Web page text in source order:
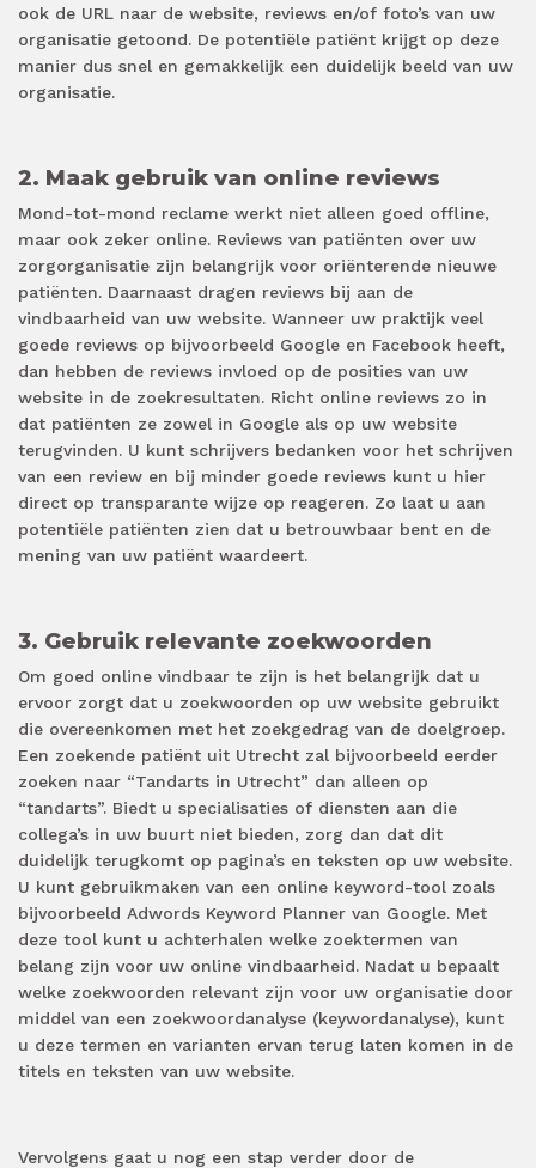
ook de URL naar de website, reviews en/of foto’s van uw
organisatie getoond. De potentiële patiënt krijgt op deze
manier dus snel en gemakkelijk een duidelijk beeld van uw
organisatie.
2. Maak gebruik van online reviews
Mond-tot-mond reclame werkt niet alleen goed offline,
maar ook zeker online. Reviews van patiënten over uw
zorgorganisatie zijn belangrijk voor oriënterende nieuwe
patiënten. Daarnaast dragen reviews bij aan de
vindbaarheid van uw website. Wanneer uw praktijk veel
goede reviews op bijvoorbeeld Google en Facebook heeft,
dan hebben de reviews invloed op de posities van uw
website in de zoekresultaten. Richt online reviews zo in
dat patiënten ze zowel in Google als op uw website
terugvinden. U kunt schrijvers bedanken voor het schrijven
van een review en bij minder goede reviews kunt u hier
direct op transparante wijze op reageren. Zo laat u aan
potentiële patiënten zien dat u betrouwbaar bent en de
mening van uw patiënt waardeert.
3. Gebruik relevante zoekwoorden
Om goed online vindbaar te zijn is het belangrijk dat u
ervoor zorgt dat u zoekwoorden op uw website gebruikt
die overeenkomen met het zoekgedrag van de doelgroep.
Een zoekende patiënt uit Utrecht zal bijvoorbeeld eerder
zoeken naar “Tandarts in Utrecht” dan alleen op
“tandarts”. Biedt u specialisaties of diensten aan die
collega’s in uw buurt niet bieden, zorg dan dat dit
duidelijk terugkomt op pagina’s en teksten op uw website.
U kunt gebruikmaken van een online keyword-tool zoals
bijvoorbeeld Adwords Keyword Planner van Google. Met
deze tool kunt u achterhalen welke zoektermen van
belang zijn voor uw online vindbaarheid. Nadat u bepaalt
welke zoekwoorden relevant zijn voor uw organisatie door
middel van een zoekwoordanalyse (keywordanalyse), kunt
u deze termen en varianten ervan terug laten komen in de
titels en teksten van uw website.
Vervolgens gaat u nog een stap verder door de